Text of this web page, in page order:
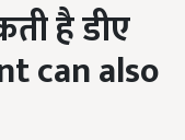
है डीए
can also